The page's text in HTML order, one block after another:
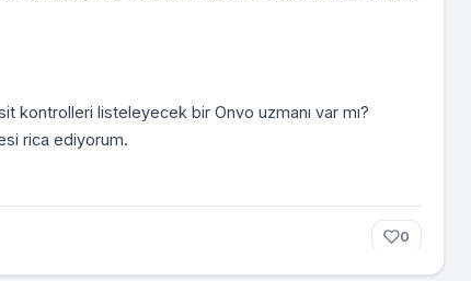
kontrolleri listeleyecek bir Onvo uzmanı var mı?
rica ediyorum.
0